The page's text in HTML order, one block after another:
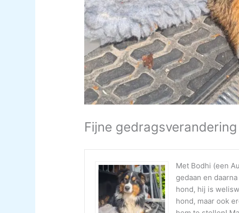
Fijne
Met Bodhi (een
gedaan en
hond, hij is
hond, maar ook